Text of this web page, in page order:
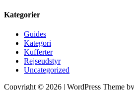
Kategorier
Guides
Kategori
Kufferter
Rejseudstyr
Uncategorized
Copyright © 2026 | WordPress Theme by